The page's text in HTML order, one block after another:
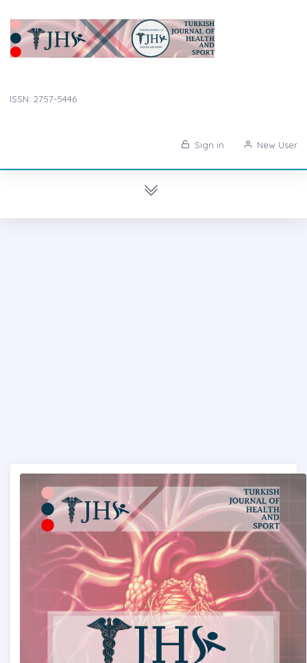
ISSN: 2757-5446
Sign in New User